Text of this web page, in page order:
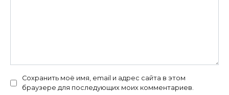
Сохранить моё имя, email и адрес сайта в этом
браузере для последующих моих комментариев.